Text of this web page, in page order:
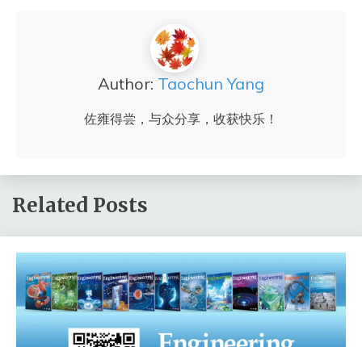
Author: Taochun Yang
佐雍得尝，与众分享，收获快乐！
Related Posts